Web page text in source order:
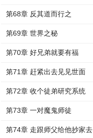
第68章 反其道而行之
第69章 世界之秘
第70章 好兄弟就要有福
第71章 赶紧出去见见世面
第72章 收个徒弟研究系统
第73章 一对魔鬼师徒
第74章 走跟师父给他抄家去